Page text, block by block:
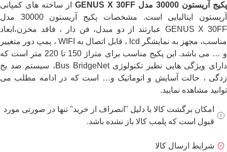
پکیج آریستون 30000 مدل GENUS X 30FF
از ساخته های کمپانی
آریستون ایتالیایی است. مشخصات پکیج آریستون 30000 مدل
GENUS X 30FF عبارتند از دو مبدل، فن دار ، فاقد مخزن،ابعاد
مناسب، مجهز به نمایشگر lcd ، قابل اتصال به WIFI ، پمپ دور متغییر
و … می باشد. این پکیج مناسب برای متراژ 150 تا 220 متر است که
دارای ویژگی هایی نظیر تکنولوژی Bus BridgeNet، سیستم ضد یخ
زدگی ، حالت آسایش و اتوماتیک و… است که در ادامه مطلب می
توانید مشاهده نمایید.
امکان برگشت کالا با دلیل "انصراف از خرید" تنها در صورتی مورد
قبول است که پلمب کالا باز نشده باشد.
شرایط ارسال کالا